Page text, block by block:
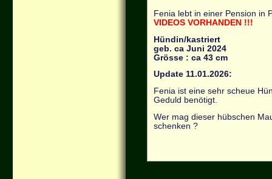
Fenia lebt in einer Pension in
VIDEOS VORHANDEN !!!
Hündin/kastriert
geb. ca Juni 2024
Grösse : ca 43 cm
Update 11.01.2026:
Fenia ist eine sehr scheue
Geduld benötigt.
Wer mag dieser hübschen
schenken ?